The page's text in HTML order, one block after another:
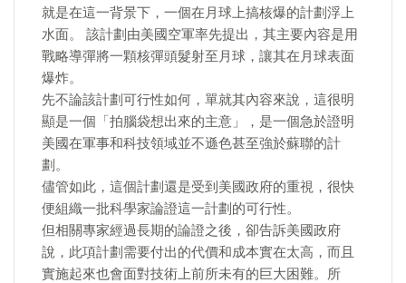
就是在這一背景下，一個在月球上搞核爆的計劃浮上
水面。 該計劃由美國空軍率先提出，其主要內容是用
戰略導彈將一顆核彈頭髮射至月球，讓其在月球表面
爆炸。
先不論該計劃可行性如何，單就其內容來說，這很明
顯是一個「拍腦袋想出來的主意」，是一個急於證明
美國在軍事和科技領域並不遜色甚至強於蘇聯的計
劃。
儘管如此，這個計劃還是受到美國政府的重視，很快
便組織一批科學家論證這一計劃的可行性。
但相關專家經過長期的論證之後，卻告訴美國政府
說，此項計劃需要付出的代價和成本實在太高，而且
實施起來也會面對技術上前所未有的巨大困難。所